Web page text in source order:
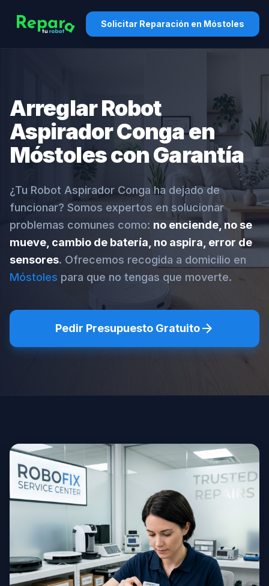
Solicitar Reparación en Móstoles
Arreglar Robot
Aspirador Conga en
Móstoles con Garantía
¿Tu Robot Aspirador Conga ha dejado de
funcionar? Somos expertos en solucionar
problemas comunes como: no enciende, no se
mueve, cambio de batería, no aspira, error de
sensores. Ofrecemos recogida a domicilio en
Móstoles para que no tengas que moverte.
Pedir Presupuesto Gratuitoarrow_forward